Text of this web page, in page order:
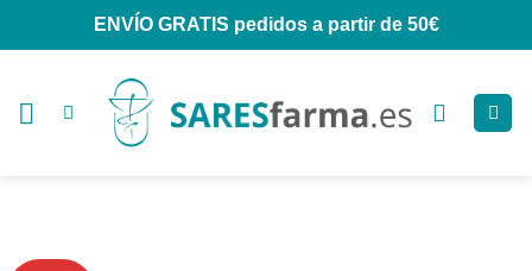
ENVÍO GRATIS pedidos a partir de 50€